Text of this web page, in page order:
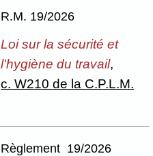
R.M. 19/2026
Loi sur la sécurité et
l'hygiène du travail,
c. W210 de la C.P.L.M.
Règlement 19/2026